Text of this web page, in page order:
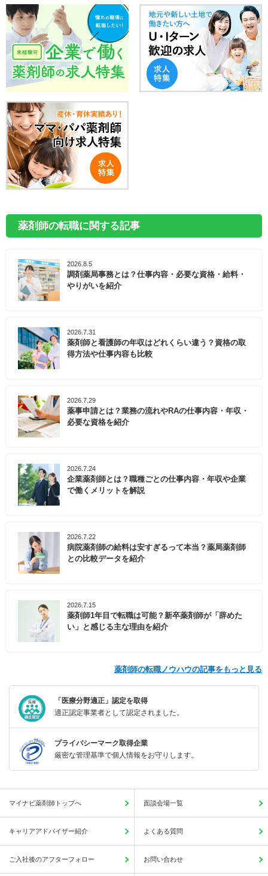
薬剤師の転職に関する記事
2026.8.5
調剤薬局事務とは？仕事内容・必要な資格・給料・
やりがいを紹介
2026.7.31
薬剤師と看護師の年収はどれくらい違う？資格の取
得方法や仕事内容も比較
2026.7.29
薬事申請とは？業務の流れやRAの仕事内容・年収・
必要な資格を紹介
2026.7.24
企業薬剤師とは？職種ごとの仕事内容・年収や企業
で働くメリットを解説
2026.7.22
病院薬剤師の給料は安すぎるって本当？薬局薬剤師
との比較データを紹介
2026.7.15
薬剤師1年目で転職は可能？新卒薬剤師が「辞めた
い」と感じる主な理由を紹介
薬剤師の転職ノウハウの記事をもっと見る
「医療分野適正」認定を取得
適正認定事業者として認定されました。
プライバシーマーク取得企業
厳密な管理基準で個人情報をお守りします。
マイナビ薬剤師トップへ 面談会場一覧
キャリアアドバイザー紹介 よくある質問
ご入社後のアフターフォロー お問い合わせ